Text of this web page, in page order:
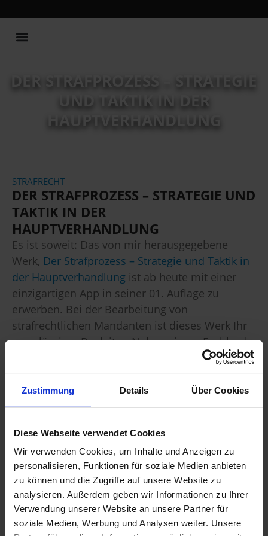
Zustimmung Details Über Cookies
Diese Webseite verwendet Cookies
Wir verwenden Cookies, um Inhalte und Anzeigen zu
personalisieren, Funktionen für soziale Medien anbieten
zu können und die Zugriffe auf unsere Website zu
analysieren. Außerdem geben wir Informationen zu Ihrer
Verwendung unserer Website an unsere Partner für
soziale Medien, Werbung und Analysen weiter. Unsere
DER STRAFPROZESS – STRATEGIE
UND TAKTIK IN DER
HAUPTVERHANDLUNG
STRAFRECHT
DER STRAFPROZESS – STRATEGIE UND
TAKTIK IN DER
HAUPTVERHANDLUNG
Es ist soweit: Das von mir herausgegebene
Werk, Der Strafprozess – Strategie und Taktik in
der Hauptverhandlung ist ab heute mit einer
einzigartigen App in seiner 01. Auflage zu
erwerben. Bei der Bearbeitung von
strafrechtlichen Mandanten ist dieses Werk Ihr
zuverlässiger Begleiter: Neben einem Fachbuch
in dem Sie auf ca. 1.500 Seiten zielführende
Lösungsansätze und über 300
Musterprozesssituationen finden, haben wir für
Ihre Tätigkeit in der strafrechtlichen
(iPhone) und Android konzipiert, so dass Sie
auch in der Hektik der Hauptverhandlung stets
die richtigen und zielführenden Anträge stellen
können.
Daneben können Sie viel der Rechtsprechung
auch im Volltext abrufen – und zwar völlig